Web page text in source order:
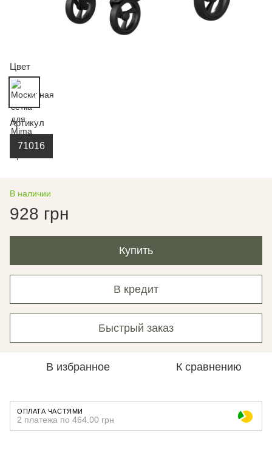
Цвет
Артикул
71016
В наличии
928 грн
Купить
В кредит
Быстрый заказ
В избранное К сравнению
ОПЛАТА ЧАСТЯМИ
2 платежа по 464.00 грн